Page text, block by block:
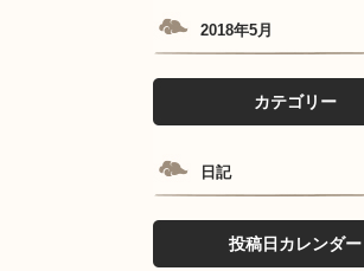
2018年5月
カテゴリー
日記
投稿日カレンダー